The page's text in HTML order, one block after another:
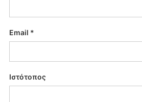
Email *
Ιστότοπος